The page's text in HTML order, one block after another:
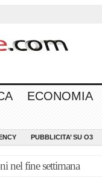
ECONOMIA
PUBBLICITA’ SU O3
nel fine settimana